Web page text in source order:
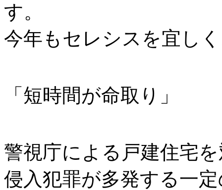
す。
今年もセレシスを宜し
「短時間が命取り」
警視庁による戸建住宅
侵入犯罪が多発する一